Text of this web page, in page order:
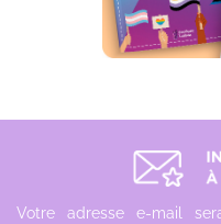
Votre adresse e-mail